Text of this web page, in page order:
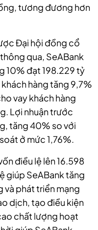
tương đương hơn
Đại hội đồng cổ
qua, SeABank
10% đạt 198.229 tỷ
hàng tăng 9,7%
vay khách hàng
Lợi nhuận trước
tăng 40% so với
ở mức 1,76%.
điều lệ lên 16.598
giúp SeABank tăng
và phát triển mạng
dịch, tạo điều kiện
chất lượng hoạt